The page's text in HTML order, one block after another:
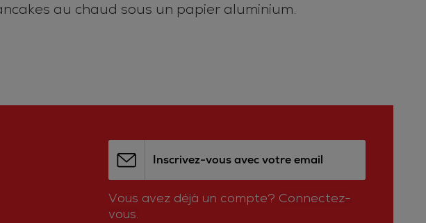
au chaud sous un papier aluminium.
Inscrivez-vous avec votre email
Vous avez déjà un compte? Connectez-
vous.